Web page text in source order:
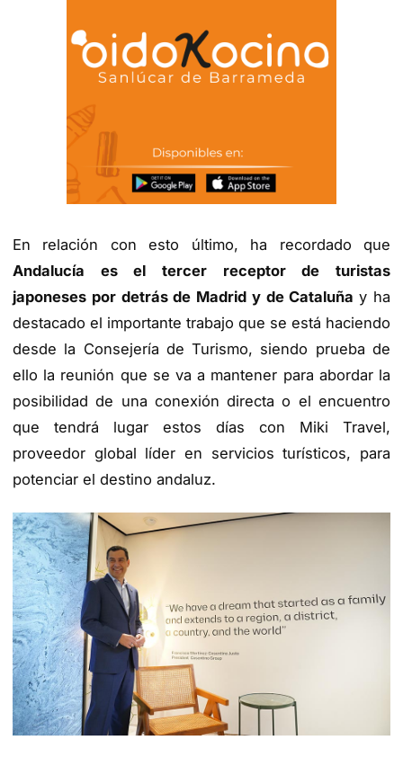
En relación con esto último, ha recordado que
Andalucía es el tercer receptor de turistas
japoneses por detrás de Madrid y de Cataluñay ha
destacado el importante trabajo que se está haciendo
desde la Consejería de Turismo, siendo prueba de
ello la reunión que se va a mantener para abordar la
posibilidad de una conexión directa o el encuentro
que tendrá lugar estos días con Miki Travel,
proveedor global líder en servicios turísticos, para
potenciar el destino andaluz.